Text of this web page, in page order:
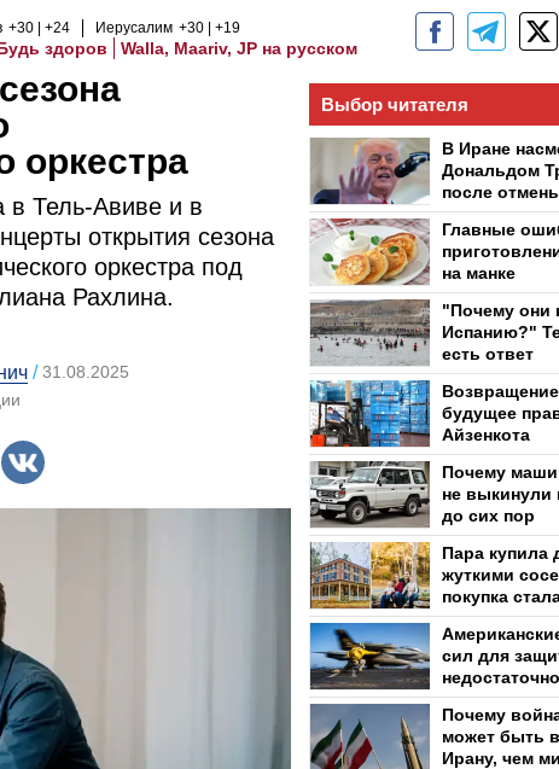
+30 +24 Иерусалим +30 +19
здоров Walla, Maariv, JP на русском
оркестра
в Тель-Авиве и в
открытия сезона
оркестра под
Рахлина.
31.08.2025
Выбор читателя
В Иране
Дональдом
после
Главные
на манке
"Почему они
Испанию?"
есть ответ
будущее
Айзенкота
Почему
не выкинули
до сих пор
Пара купила
жуткими
покупка
сил для
недостаточно
Почему
может быть
Ирану, чем